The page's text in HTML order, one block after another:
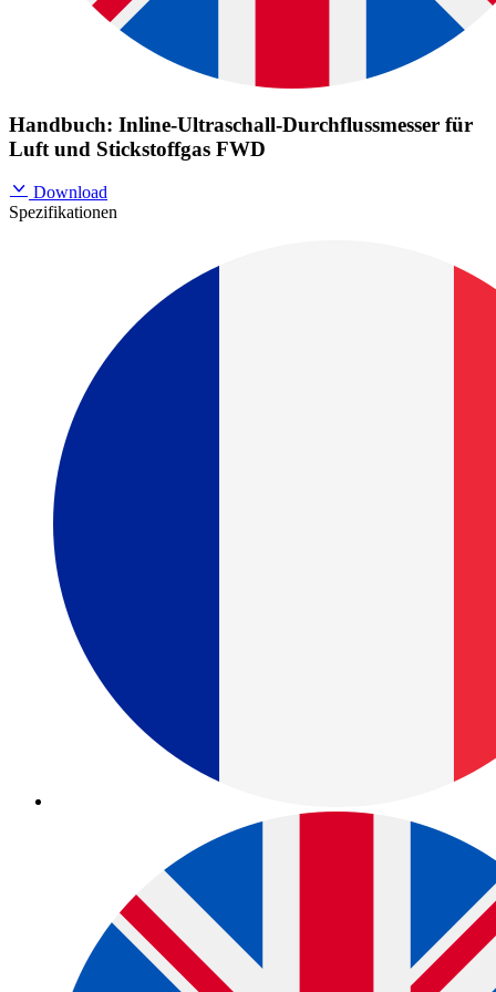
Handbuch: Inline-Ultraschall-Durchflussmesser für
Luft und Stickstoffgas FWD
Download
Spezifikationen